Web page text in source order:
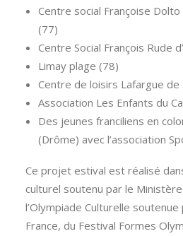
Centre social Françoise
(77)
Centre Social François Rude
Limay plage (78)
Centre de loisirs Lafargue
Association Les Enfants du
Des jeunes franciliens en
(Drôme) avec l’association
Ce projet estival est réalisé
culturel soutenu par le
l’Olympiade Culturelle
France, du Festival Formes